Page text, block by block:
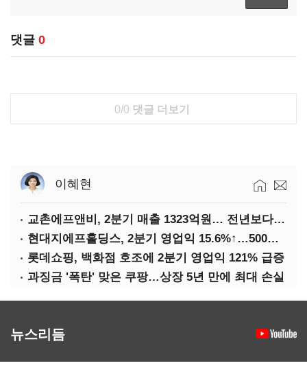
댓글 0
0/0 댓글 더보기
이혜현
교촌에프앤비, 2분기 매출 1323억원… 전년보다 4.9%↑
현대지에프홀딩스, 2분기 영업익 15.6%↑…500억 규모 자사주 매입
롯데쇼핑, 백화점 호조에 2분기 영업익 121% 급증
과징금 '폭탄' 맞은 쿠팡…상장 5년 만에 최대 손실
뉴스리듬